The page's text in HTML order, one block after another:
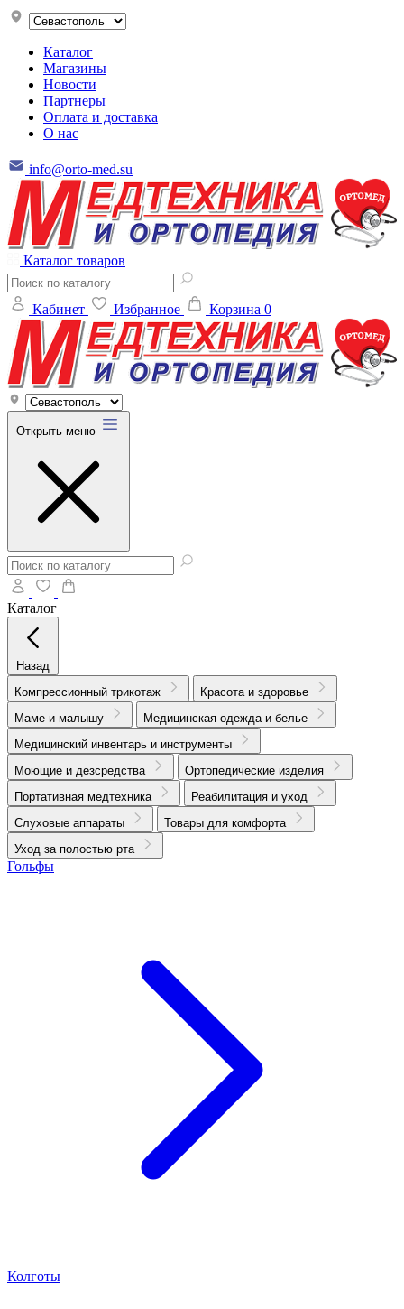
Каталог
Магазины
Новости
Партнеры
Оплата и доставка
О нас
info@orto-med.su
Каталог товаров
Кабинет Избранное Корзина 0
Открыть меню
Каталог
Назад
Компрессионный трикотаж
Красота и здоровье
Маме и малышу
Медицинская одежда и белье
Медицинский инвентарь и инструменты
Моющие и дезсредства
Ортопедические изделия
Портативная медтехника
Реабилитация и уход
Слуховые аппараты
Товары для комфорта
Уход за полостью рта
Гольфы
Колготы